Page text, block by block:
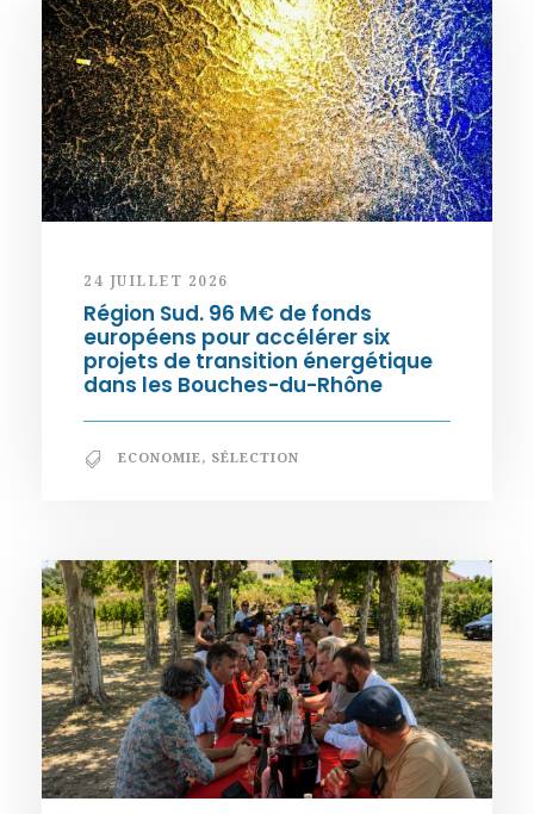
24 JUILLET 2026
Région Sud. 96 M€ de fonds
européens pour accélérer six
projets de transition énergétique
dans les Bouches-du-Rhône
ECONOMIE, SÉLECTION